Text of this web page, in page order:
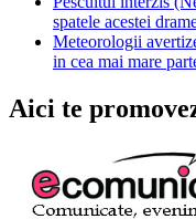
spatele acestei
Meteorologii
in cea mai mare
Aici te